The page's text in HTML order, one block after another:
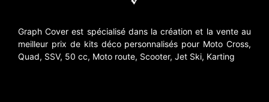
Graph Cover est spécialisé dans la création et la vente au
meilleur prix de kits déco personnalisés pour Moto Cross,
Quad, SSV, 50 cc, Moto route, Scooter, Jet Ski, Karting